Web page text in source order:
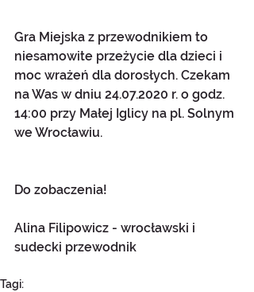
Gra Miejska z przewodnikiem to
niesamowite przeżycie dla dzieci i
moc wrażeń dla dorosłych. Czekam
na Was w dniu 24.07.2020 r. o godz.
14:00 przy Małej Iglicy na pl. Solnym
we Wrocławiu.
Do zobaczenia!
Alina Filipowicz - wrocławski i
sudecki przewodnik
Tagi: